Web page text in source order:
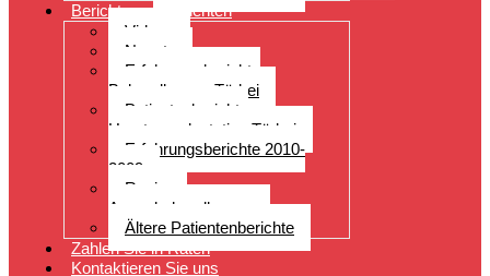
Berichte von Patienten
Videos
Neuste
Erfahrungsberichte
Behandlungen Türkei
Patientenberichte
Haartransplantation Türkei
Erfahrungsberichte 2010-
2009
Reviews
Augenbehandlungen
Ältere Patientenberichte
Zahlen Sie in Raten
Kontaktieren Sie uns